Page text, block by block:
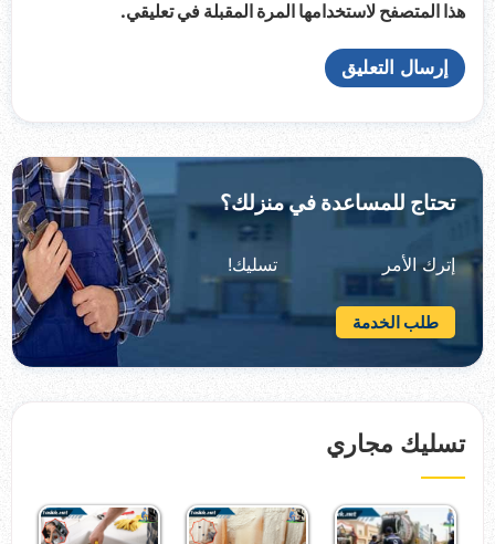
هذا المتصفح لاستخدامها المرة المقبلة في تعليقي.
تحتاج للمساعدة في منزلك؟
إترك الأمر تسليك!
طلب الخدمة
تسليك مجاري